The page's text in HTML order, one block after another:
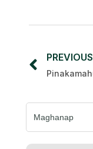
PREVIOUS
Maghanap
para
sa: